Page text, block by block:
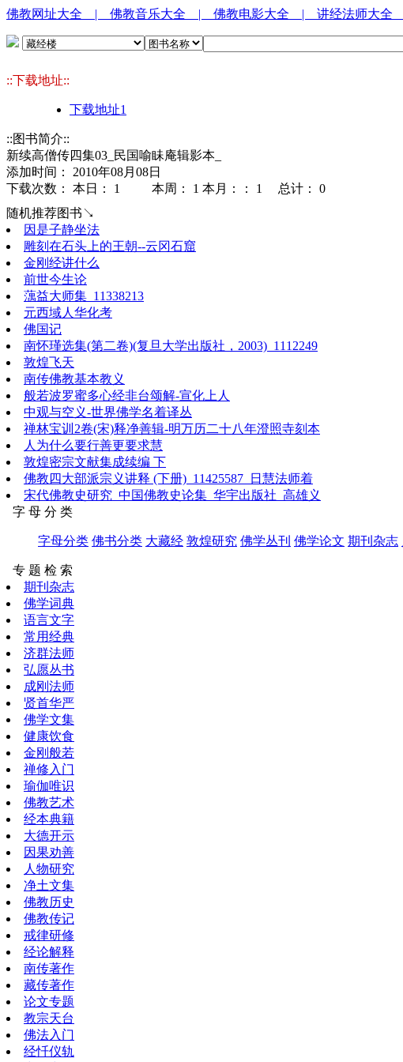
佛教网址大全 | 佛教音乐大全 | 佛教电影大全 | 讲经法师大全
::下载地址::
下载地址1
::图书简介::
新续高僧传四集03_民国喻眛庵辑影本_
添加时间： 2010年08月08日
下载次数： 本日： 1 本周： 1 本月：： 1 总计： 0
随机推荐图书↘
因是子静坐法
雕刻在石头上的王朝--云冈石窟
金刚经讲什么
前世今生论
蕅益大师集_11338213
元西域人华化考
佛国记
南怀瑾选集(第二卷)(复旦大学出版社，2003)_1112249
敦煌飞天
南传佛教基本教义
般若波罗蜜多心经非台颂解-宣化上人
中观与空义-世界佛学名着译丛
禅林宝训2卷(宋)释净善辑-明万历二十八年澄照寺刻本
人为什么要行善更要求慧
敦煌密宗文献集成续编 下
佛教四大部派宗义讲释 (下册)_11425587_日慧法师着
宋代佛教史研究_中国佛教史论集_华宇出版社_高雄义
字 母 分 类
字母分类 佛书分类 大藏经 敦煌研究 佛学丛刊 佛学论文 期刊杂志
专 题 检 索
期刊杂志
佛学词典
语言文字
常用经典
济群法师
弘愿丛书
成刚法师
贤首华严
佛学文集
健康饮食
金刚般若
禅修入门
瑜伽唯识
佛教艺术
经本典籍
大德开示
因果劝善
人物研究
净土文集
佛教历史
佛教传记
戒律研修
经论解释
南传著作
藏传著作
论文专题
教宗天台
佛法入门
经忏仪轨